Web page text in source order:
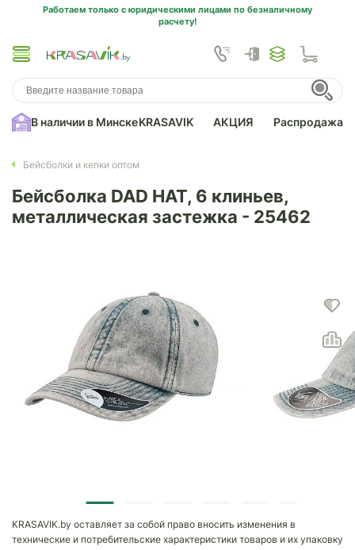
Работаем только с юридическими лицами по безналичному
расчету!
В наличии в МинскеKRASAVIK АКЦИЯ Распродажа
Бейсболки и кепки оптом
Бейсболка DAD HAT, 6 клиньев,
металлическая застежка - 25462
KRASAVIK.by оставляет за собой право вносить изменения в
технические и потребительские характеристики товаров и их упаковку